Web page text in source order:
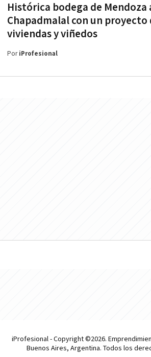
Histórica bodega de Mendoza
Chapadmalal con un proyecto
viviendas y viñedos
PoriProfesional
iProfesional - Copyright ©2026.
Buenos Aires, Argentina. Todos los